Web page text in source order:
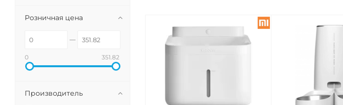
Розничная цена
0 351.82
Производитель